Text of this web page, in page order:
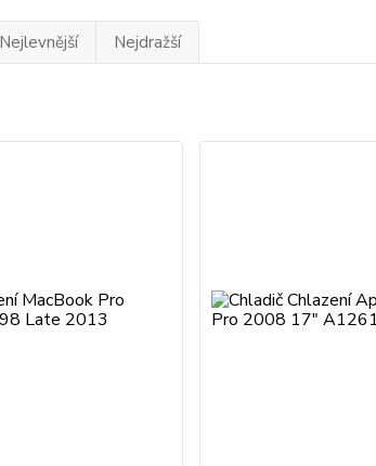
Nejlevnější Nejdražší